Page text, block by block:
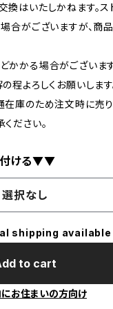
はいたしかねます。ス
合がございますが、商
かる場合がございま
程よろしくお願いします
庫のため注文時に売
ださい。
付ける▼▼
選択なし
shipping available
to cart
お住まいの方向け